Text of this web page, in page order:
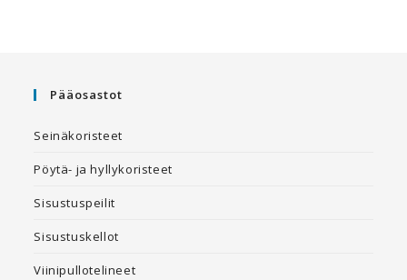
Pääosastot
Seinäkoristeet
Pöytä- ja hyllykoristeet
Sisustuspeilit
Sisustuskellot
Viinipullotelineet